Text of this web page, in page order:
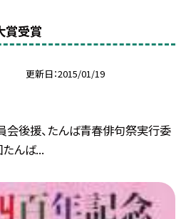
賞受賞
更新日 2015/01/19
会後援、たんば青春俳句祭実行委
んば...